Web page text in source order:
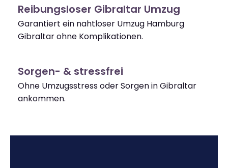
Reibungsloser Gibraltar Umzug
Garantiert ein nahtloser Umzug Hamburg
Gibraltar ohne Komplikationen.
Sorgen- & stressfrei
Ohne Umzugsstress oder Sorgen in Gibraltar
ankommen.